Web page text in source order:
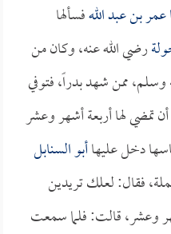
عمر بن عبد اللهفسألها
رضي الله عنه، وكان من
ممن شهد بدراً، فتوفي
تمضي لها أربعة أشهر وعشر
دخل عليهاأبو السنابل
فقال: لعلك تريدين
وعشر، قالت: فلما سمعت